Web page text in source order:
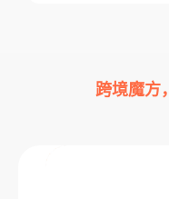
跨境魔方，